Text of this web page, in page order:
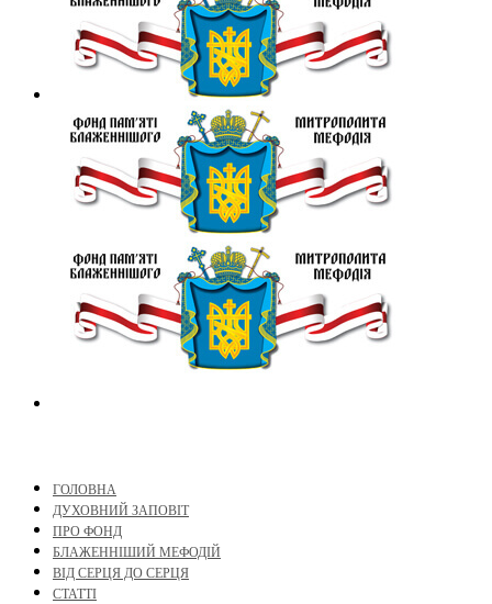
ГОЛОВНА
ДУХОВНИЙ ЗАПОВІТ
ПРО ФОНД
БЛАЖЕННІШИЙ МЕФОДІЙ
ВІД СЕРЦЯ ДО СЕРЦЯ
СТАТТІ